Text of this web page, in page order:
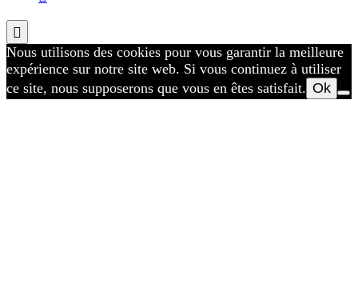
Nous utilisons des cookies pour vous garantir la meilleure
expérience sur notre site web. Si vous continuez à utiliser
ce site, nous supposerons que vous en êtes satisfait. Ok